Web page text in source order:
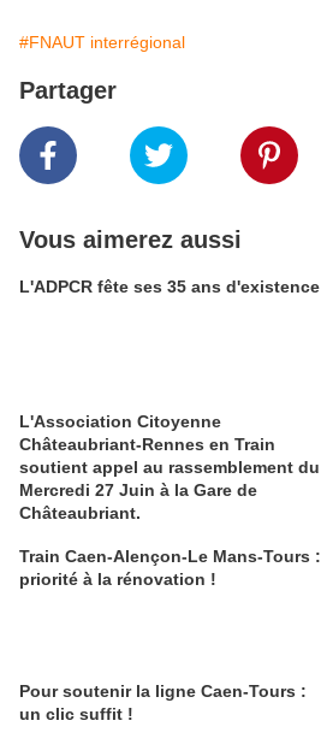
#FNAUT interrégional
Partager
Vous aimerez aussi
L'ADPCR fête ses 35 ans d'existence
L'Association Citoyenne
Châteaubriant-Rennes en Train
soutient appel au rassemblement du
Mercredi 27 Juin à la Gare de
Châteaubriant.
Train Caen-Alençon-Le Mans-Tours :
priorité à la rénovation !
Pour soutenir la ligne Caen-Tours :
un clic suffit !